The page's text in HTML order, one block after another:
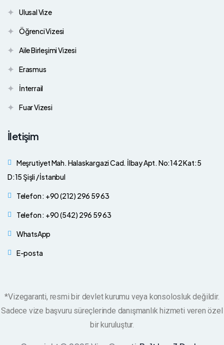
Ulusal Vize
Öğrenci Vizesi
Aile Birleşimi Vizesi
Erasmus
İnterrail
Fuar Vizesi
İletişim
Meşrutiyet Mah. Halaskargazi Cad. İlbay Apt. No:142 Kat:5
D:15 Şişli / İstanbul
Telefon : +90 (212) 296 59 63
Telefon : +90 (542) 296 59 63
WhatsApp
E-posta
*Vizegaranti, resmi bir devlet kurumu veya konsolosluk değildir.
Sadece vize başvuru süreçlerinde danışmanlık hizmeti veren özel
bir kuruluştur.